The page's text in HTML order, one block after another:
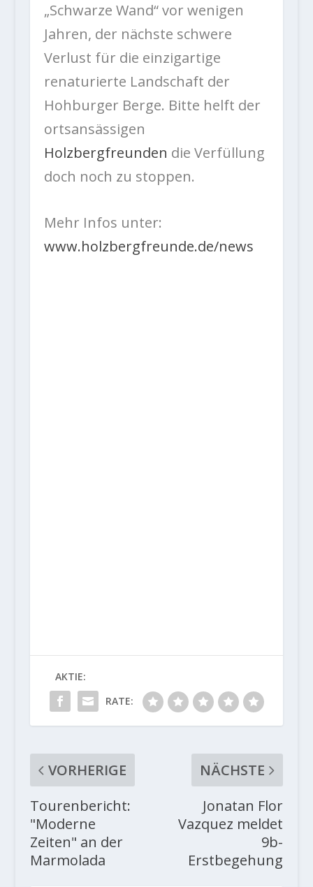
„Schwarze Wand“ vor wenigen
Jahren, der nächste schwere
Verlust für die einzigartige
renaturierte Landschaft der
Hohburger Berge. Bitte helft der
ortsansässigen
Holzbergfreunden die Verfüllung
doch noch zu stoppen.
Mehr Infos unter:
www.holzbergfreunde.de/news
AKTIE:
RATE:
VORHERIGE
Tourenbericht:
"Moderne
Zeiten" an der
Marmolada
NÄCHSTE
Jonatan Flor
Vazquez meldet
9b-
Erstbegehung